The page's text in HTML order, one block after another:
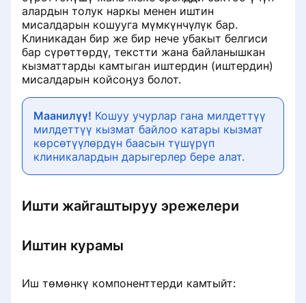
Кайсы документ болот аныктыгын
тастыктоого чакыртып алуу
Чакыртып алууну текшерүүдө
онлайн кабыл алууну кантип
ырастоо керек
Сын-пикирди кантип толуктоого
болот
кагылышы мүмкүн жана аны кайра
тапшыруу үчүн кантип оңдоо
алып салса болот ProDoctorov
Медточкадагы жолугушууну
кантип жокко чыгарса болот
Порталдан клиниканы кантип
тапса болот ProDoctorov
Бул тууралуу таба клинику түрү
боюнча тейлөө кызматы же дарт
табуу порталда ProDoctorov
10.08.2026)
Клуб баасына жазылуу
Дарыгер портрет сүрөтүн кантип
жаңыртса болот
Дарыгер жумуш ордун кантип
жаңыртса болот
Онлайн ыраазычылык тутуму
кандай иштейт
Кесиптешке кантип сунуш кылса
алардын толук наркы менен иштин
мисалдарын кошууга мүмкүнчүлүк бар.
Клиникадан бир же бир нече убакыт белгиси
бар сүрөттөрдү, текстти жана байланышкан
кызматтарды камтыган иштердин (иштердин)
мисалдарын койсоңуз болот.
Маанилүү! Кошуу учурлар гана милдеттүү
милдеттүү кызмат байлоо катары кызмат
көрсөтүүлөрдүн баасын түшүрүп
клиникалардын дарыгерлер бере алат.
Ишти жайгаштыруу эрежелери
Иштин курамы
Иш төмөнкү компоненттерди камтыйт: